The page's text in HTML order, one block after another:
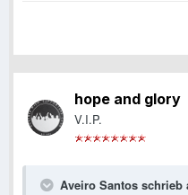
hope and glory
V.I.P.
Aveiro Santos schrieb